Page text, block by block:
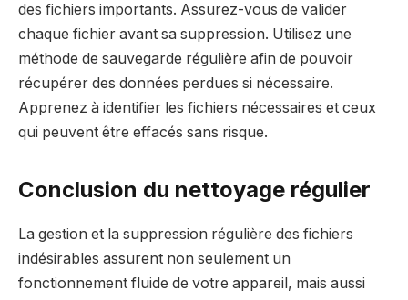
des fichiers importants. Assurez-vous de valider
chaque fichier avant sa suppression. Utilisez une
méthode de sauvegarde régulière afin de pouvoir
récupérer des données perdues si nécessaire.
Apprenez à identifier les fichiers nécessaires et ceux
qui peuvent être effacés sans risque.
Conclusion du nettoyage régulier
La gestion et la suppression régulière des fichiers
indésirables assurent non seulement un
fonctionnement fluide de votre appareil, mais aussi